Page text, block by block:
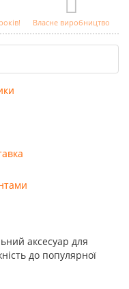
Власне виробництво
аксесуар для
до популярної